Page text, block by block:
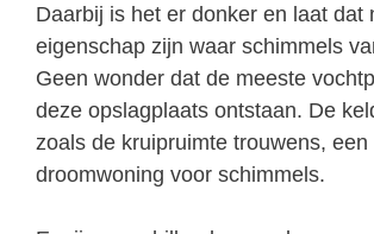
Daarbij is het er donker en laat dat
eigenschap zijn waar schimmels
Geen wonder dat de meeste
deze opslagplaats ontstaan. De
zoals de kruipruimte trouwens, een
droomwoning voor schimmels.